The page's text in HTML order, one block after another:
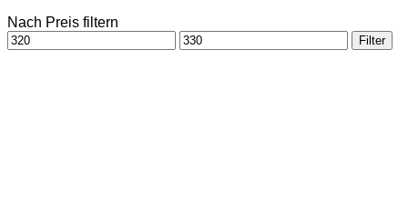
Nach Preis filtern
Min.
Preis
Max.
Preis
Filter